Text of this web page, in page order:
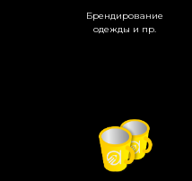
Брендирование
одежды и пр.